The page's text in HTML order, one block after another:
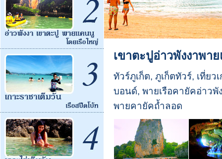
เขาตะปูอ่าวพังงาพา
ทัวร์ภูเก็ต, ภูเก็ตทัวร์, เที่ยว
บอนด์, พายเรือคายัคอ่าวพั
พายคายัคถ้ำลอด